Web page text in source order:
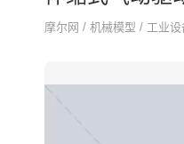
摩尔网 / 机械模型 / 工业设